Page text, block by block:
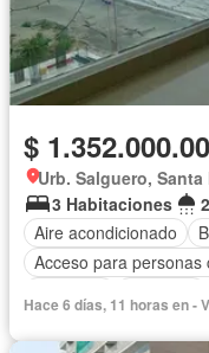
$
Urb. Salguero, Santa
3 Habitaciones
Aire acondicionado
Acceso para personas
Hace 6 días, 11 horas en -